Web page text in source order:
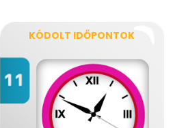
KÓDOLT IDŐPONTOK